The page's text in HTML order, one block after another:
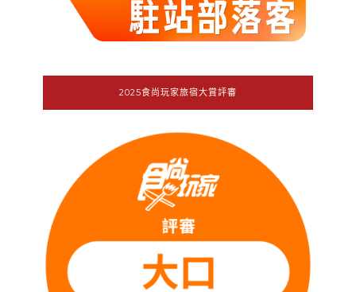
2025食尚玩家旅宿大賞評審